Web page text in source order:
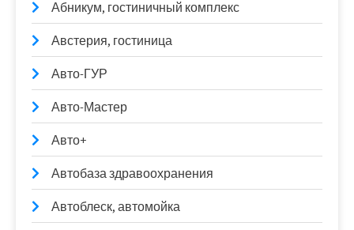
Абникум, гостиничный комплекс
Австерия, гостиница
Авто-ГУР
Авто-Мастер
Авто+
Автобаза здравоохранения
Автоблеск, автомойка